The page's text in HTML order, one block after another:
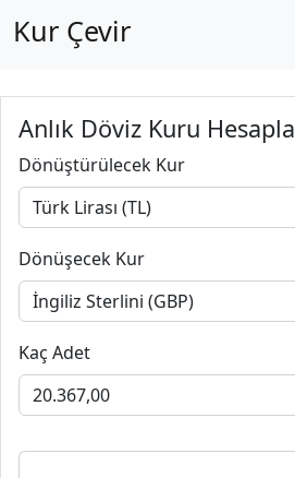
Kur Çevir
Anlık Döviz Kuru Hesapla
Dönüştürülecek Kur
Dönüşecek Kur
Kaç Adet